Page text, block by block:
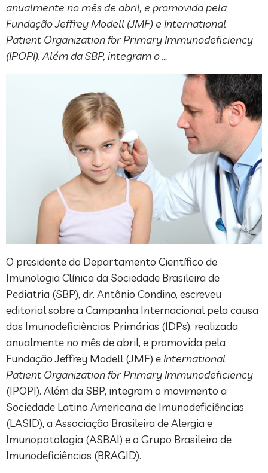
anualmente no mês de abril, e promovida pela
Fundação Jeffrey Modell (JMF) e International
Patient Organization for Primary Immunodeficiency
(IPOPI). Além da SBP, integram o …
O presidente do Departamento Científico de
Imunologia Clínica da Sociedade Brasileira de
Pediatria (SBP), dr. Antônio Condino, escreveu
editorial sobre a Campanha Internacional pela causa
das Imunodeficiências Primárias (IDPs), realizada
anualmente no mês de abril, e promovida pela
Fundação Jeffrey Modell (JMF) eInternational
Patient Organization for Primary Immunodeficiency
(IPOPI). Além da SBP, integram o movimento a
Sociedade Latino Americana de Imunodeficiências
(LASID), a Associação Brasileira de Alergia e
Imunopatologia (ASBAI) e o Grupo Brasileiro de
Imunodeficiências (BRAGID).